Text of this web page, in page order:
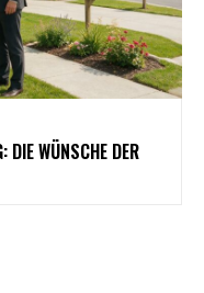
DIE WÜNSCHE DER